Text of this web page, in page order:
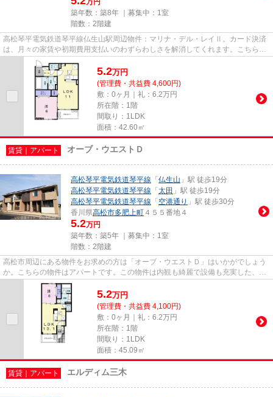
万円
築年数：築8年 ｜募集中： 1室
階数：2階建
高松琴平電気鉄道琴平線仏生山駅周辺物件：マリナ・デル・レイⅡ。カード決済
は、月々の家賃や初期費用支払いのわずらわしさを解消してくれます。こちらの
物件はアパートです。2017年築...
5.2万円
(管理費・共益費 4,600円)
敷：0ヶ月｜礼：6.2万円
所在階：1階
間取り：1LDK
面積：42.60㎡
賃貸｜アパート オーブ・ウエストＤ
高松琴平電気鉄道琴平線 「 仏生山 」駅 徒歩19分
高松琴平電気鉄道琴平線 「 太田 」駅 徒歩19分
高松琴平電気鉄道琴平線 「 空港通り 」駅 徒歩30分
香川県高松市多肥上町 ４５５番地４
5.2万円
築年数：築5年 ｜募集中： 1室
階数：2階建
高松市周辺にある物件をお求めの方は「オーブ・ウエストＤ」はいかがでしょう
か。こちらの物件はアパートです。この物件は内観も綺麗で設備も充実した、
2020年築となっています。こち...
5.2万円
(管理費・共益費 4,100円)
敷：0ヶ月｜礼：6.2万円
所在階：1階
間取り：1LDK
面積：45.09㎡
賃貸｜アパート エルディム三木